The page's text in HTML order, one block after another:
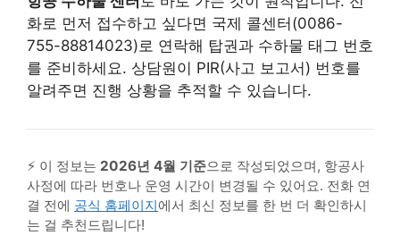
화로 먼저 접수하고 싶다면 국제 콜센터(0086-
755-88814023)로 연락해 탑권과 수하물 태그 번호
를 준비하세요. 상담원이 PIR(사고 보고서) 번호를
알려주면 진행 상황을 추적할 수 있습니다.
⚡ 이 정보는 2026년 4월 기준으로 작성되었으며, 항공사
사정에 따라 번호나 운영 시간이 변경될 수 있어요. 전화 연
결 전에 공식 홈페이지에서 최신 정보를 한 번 더 확인하시
는 걸 추천드립니다!